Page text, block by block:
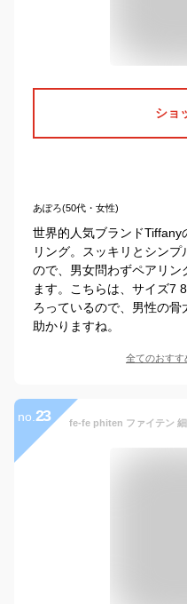
ショ
あぽろ(50代・女性)
世界的人気ブランド
リング。スッキリとシン
ので、男女問わずペアリ
ます。こちらは、サイズ7
ろっているので、男性の骨
助かりますね。
全てのおすす
no. 23